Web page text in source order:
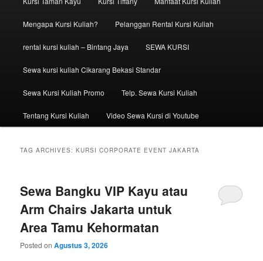
Mengapa Kursi Kuliah? Pelanggan Rental Kursi Kuliah
rental kursi kuliah – Bintang Jaya SEWA KURSI
Sewa kursi kuliah Cikarang Bekasi Standar
Sewa Kursi Kuliah Promo Telp. Sewa Kursi Kuliah
Tentang Kursi Kuliah Video Sewa Kursi di Youtube
TAG ARCHIVES:KURSI CORPORATE EVENT JAKARTA
Sewa Bangku VIP Kayu atau
Arm Chairs Jakarta untuk
Area Tamu Kehormatan
Posted onAgustus 3, 2026